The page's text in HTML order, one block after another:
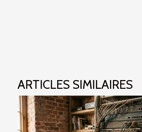
ARTICLES SIMILAIRES